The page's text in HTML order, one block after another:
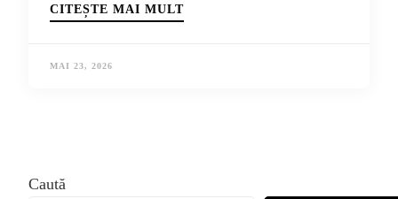
CITEȘTE MAI MULT
MAI 23, 2026
Caută